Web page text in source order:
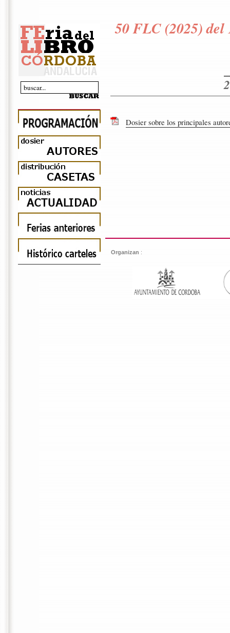
50 FLC (2025) del
Dosier sobre los principales
Organizan